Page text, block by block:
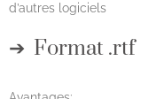
d’autres logiciels
Format .rtf